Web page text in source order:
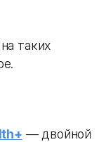
таких
— двойной